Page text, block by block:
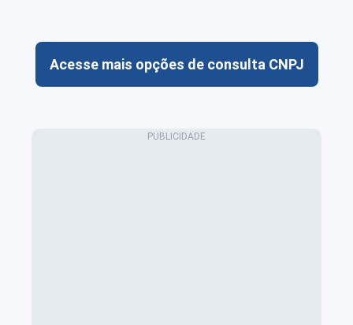
Acesse mais opções de consulta CNPJ